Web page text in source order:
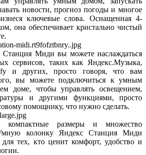
новости, прогноз погоды и многое
ключевые слова. Оснащенная 4-
она обеспечивает кристально чистый
Миди вы можете наслаждаться
сервисов, таких как Яндекс.Музыка,
и других, просто говоря, что вам
вы можете подключиться к умным
доме, чтобы управлять освещением,
и другими функциями, просто
помощнику, что нужно сделать.
компактные размеры и множество
колонку Яндекс Станция Миди
тех, кто ценит комфорт, удобство и